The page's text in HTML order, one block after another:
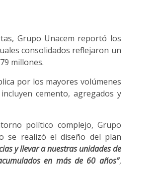
Grupo Unacem reportó los
consolidados reflejaron un
millones.
por los mayores volúmenes
cemento, agregados y
político complejo, Grupo
se realizó el diseño del plan
y llevar a nuestras unidades de
en más de 60 años”,